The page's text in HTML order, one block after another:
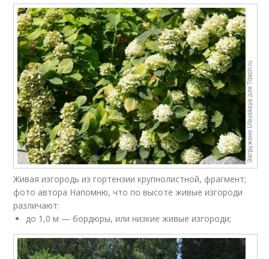
Живая изгородь из гортензии крупнолистной, фрагмент;
фото автора Напомню, что по высоте живые изгороди
различают:
до 1,0 м — бордюры, или низкие живые изгороди;